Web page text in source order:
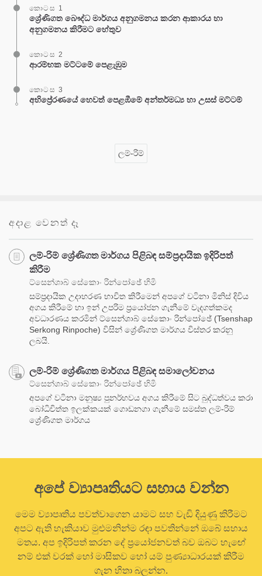
කොටස 1
ශ්‍රේණිගත බෞද්ධ මාර්ගය අනුගමනය කරන ආකාරය හා
අනුගමනය කිරීමට හේතුව
කොටස 2
ආරම්භක මට්ටමේ පෙළැඹුම
කොටස 3
අභිප්‍රේරණයේ හෙවත් පෙළඹීමේ අන්තර්මධ්‍ය හා උසස් මට්ටම්
ලම්-රිම්
අදාළ වෙනත් දෑ
ලම්-රිම් ශ්‍රේණිගත මාර්ගය පිළිබඳ සම්ප්‍රදායික ඉදිරිපත්
කිරීම
ට්සෙන්ශාබ් සේකොං රින්පෝඡේ හිමි
සම්ප්‍රදායික උදාහරණ භාවිත කිරීමෙන් අපගේ වටිනා මිනිස් දිවිය
අගය කිරීමේ හා ඉන් උපරිම ප්‍රයෝජන ගැනීමේ වැදගත්කමද
අවධාරණය කරමින් ට්සෙන්ශාබ් සේකොං රින්පෝඡේ (Tsenshap
Serkong Rinpoche) විසින් ශ්‍රේණිගත මාර්ගය විස්තර කරනු
ලබයි.
ලම්-රිම් ශ්‍රේණිගත මාර්ගය පිළිබඳ සමාලෝචනය
ට්සෙන්ශාබ් සේකොං රින්පෝඡේ හිමි
අපගේ වටිනා මනුෂ්‍ය පුනර්භවය අගය කිරීමේ සිට බුද්ධත්වය කරා
බෝධිචිත්ත ඉලක්කයක් ගොඩනගා ගැනීමේ සමස්ත ලම්-රිම්
ශ්‍රේණිගත මාර්ගය
අපේ ව්‍යාපෘතියට සහාය වන්න
මෙම ව්‍යාපෘතිය පවත්වාගෙන යාමට සහ වැඩි දියුණු කිරීමට
අපට ඇති හැකියාව මුළුමනින්ම රඳා පවතින්නේ ඔබේ සහාය
මතය. අප ඉදිරිපත් කරන දේ ප්‍රයෝජනවත් බව ඔබට හැඟේ
නම් එක් වරක් හෝ මාසිකව හෝ යම් පුණ්‍යාධාරයක් කිරීම
ගැන හිතා බලන්න.